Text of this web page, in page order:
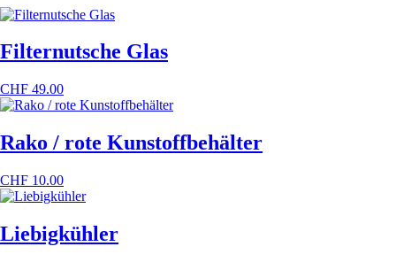
Filternutsche Glas
CHF 49.00
Rako / rote Kunstoffbehälter
CHF 10.00
Liebigkühler